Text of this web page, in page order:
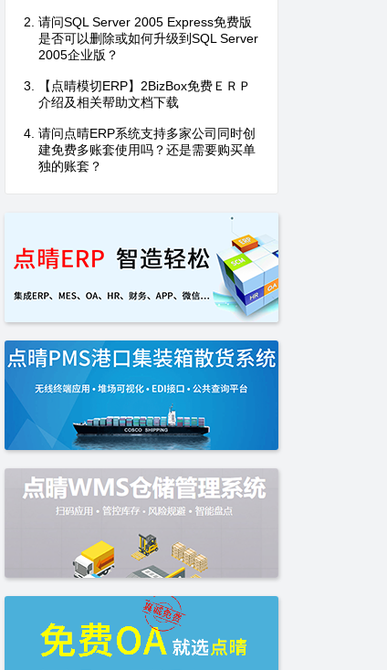
请问SQL Server 2005 Express免费版
是否可以删除或如何升级到SQL Server
2005企业版？
【点晴模切ERP】2BizBox免费ＥＲＰ
介绍及相关帮助文档下载
请问点晴ERP系统支持多家公司同时创
建免费多账套使用吗？还是需要购买单
独的账套？